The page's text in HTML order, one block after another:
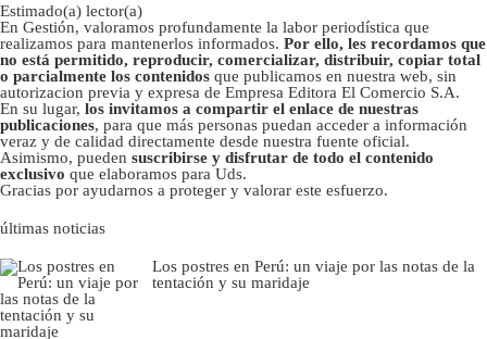
Estimado(a) lector(a)
En Gestión, valoramos profundamente la labor periodística que
realizamos para mantenerlos informados. Por ello, les recordamos que
no está permitido, reproducir, comercializar, distribuir, copiar total
o parcialmente los contenidos que publicamos en nuestra web, sin
autorizacion previa y expresa de Empresa Editora El Comercio S.A.
En su lugar, los invitamos a compartir el enlace de nuestras
publicaciones, para que más personas puedan acceder a información
veraz y de calidad directamente desde nuestra fuente oficial.
Asimismo, pueden suscribirse y disfrutar de todo el contenido
exclusivo que elaboramos para Uds.
Gracias por ayudarnos a proteger y valorar este esfuerzo.
últimas noticias
Los postres en Perú: un viaje por las notas de la
tentación y su maridaje